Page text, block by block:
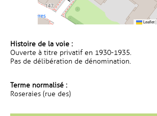
Leaflet|
Histoire de la voie :
Ouverte à titre privatif en 1930-1935.
Pas de délibération de dénomination.
Terme normalisé :
Roseraies (rue des)